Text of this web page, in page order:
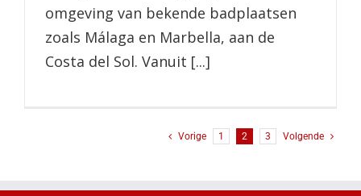
omgeving van bekende badplaatsen
zoals Málaga en Marbella, aan de
Costa del Sol. Vanuit [...]
Vorige 1 2 3 Volgende